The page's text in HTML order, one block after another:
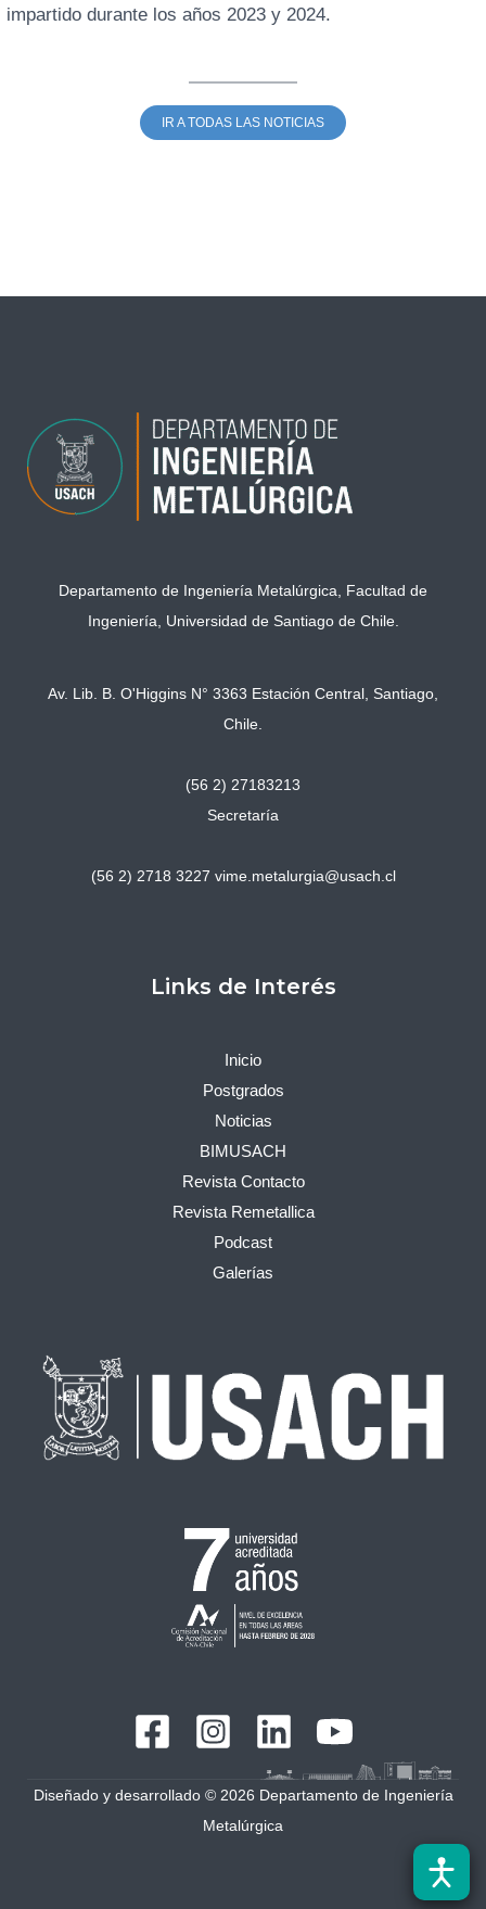
impartido durante los años 2023 y 2024.
IR A TODAS LAS NOTICIAS
Departamento de Ingeniería Metalúrgica, Facultad de
Ingeniería, Universidad de Santiago de Chile.
Av. Lib. B. O'Higgins N° 3363 Estación Central, Santiago,
Chile.
(56 2) 27183213
Secretaría
(56 2) 2718 3227 vime.metalurgia@usach.cl
Links de Interés
Inicio
Postgrados
Noticias
BIMUSACH
Revista Contacto
Revista Remetallica
Podcast
Galerías
Diseñado y desarrollado © 2026 Departamento de Ingeniería
Metalúrgica